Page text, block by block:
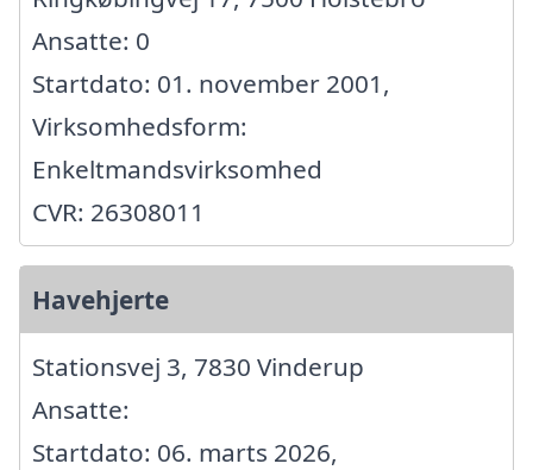
Ansatte: 0
Startdato: 01. november 2001,
Virksomhedsform:
Enkeltmandsvirksomhed
CVR: 26308011
Havehjerte
Stationsvej 3, 7830 Vinderup
Ansatte:
Startdato: 06. marts 2026,